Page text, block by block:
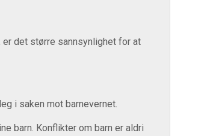
det større sannsynlighet for at
i saken mot barnevernet.
barn. Konflikter om barn er aldri